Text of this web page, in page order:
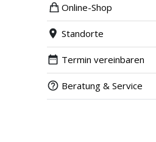
Online-Shop
Standorte
Termin vereinbaren
Beratung & Service